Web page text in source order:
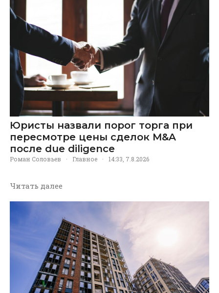
Юристы назвали порог торга при
пересмотре цены сделок M&A
после due diligence
Роман Соловьев · Главное · 14:33, 7.8.2026
Читать далее